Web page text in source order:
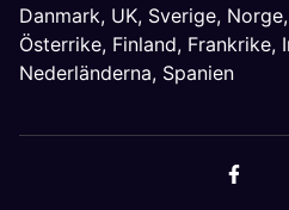
Danmark, UK, Sverige, Norge,
Österrike, Finland, Frankrike,
Nederländerna, Spanien